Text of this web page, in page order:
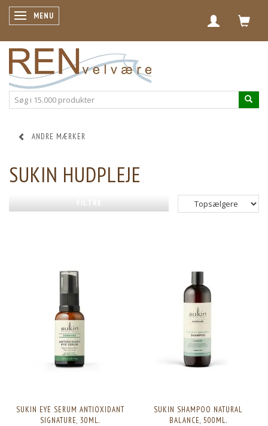
SKIFTE NAVIGATION
MENU
ANDRE MÆRKER
SUKIN HUDPLEJE
FILTRE
SUKIN EYE SERUM ANTIOXIDANT
SIGNATURE, 30ML.
SUKIN SHAMPOO NATURAL
BALANCE, 500ML.